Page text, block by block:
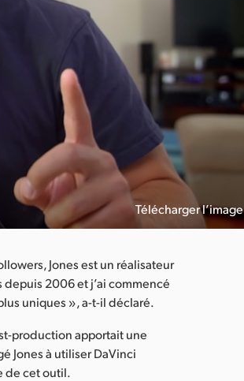
Télécharger l’image
Jones est un réalisateur
depuis 2006 et j’ai commencé
uniques », a-t-il déclaré.
production apportait une
Jones à utiliser DaVinci
de cet outil.